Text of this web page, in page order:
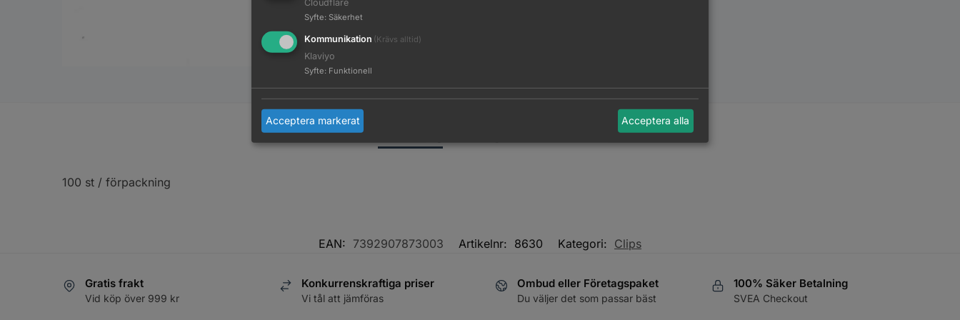
100 st / förpackning
EAN: 7392907873003 Artikelnr: 8630 Kategori: Clips
Gratis frakt
Vid köp över 999 kr
Konkurrenskraftiga priser
Vi tål att jämföras
Ombud eller Företagspaket
Du väljer det som passar bäst
100% Säker Betalning
SVEA Checkout
Cloudflare
Syfte: Säkerhet
Kommunikation (Krävs alltid)
Klaviyo
Syfte: Funktionell
Acceptera markerat Acceptera alla